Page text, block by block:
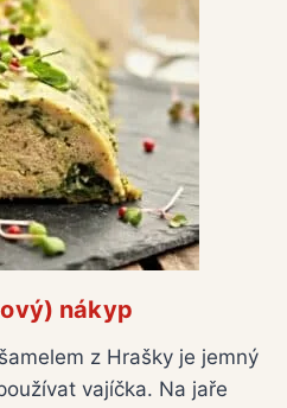
nákyp
z Hrašky je jemný
vajíčka. Na jaře